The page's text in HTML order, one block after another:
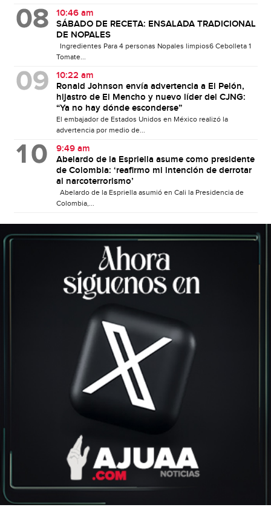
10:46 am
SÁBADO DE RECETA: ENSALADA TRADICIONAL
DE NOPALES
Ingredientes Para 4 personas Nopales limpios6 Cebolleta 1
Tomate...
10:22 am
Ronald Johnson envía advertencia a El Pelón,
hijastro de El Mencho y nuevo líder del CJNG:
“Ya no hay dónde esconderse”
El embajador de Estados Unidos en México realizó la
advertencia por medio de...
9:49 am
Abelardo de la Espriella asume como presidente
de Colombia: ‘reafirmo mi intención de derrotar
al narcoterrorismo’
Abelardo de la Espriella asumió en Cali la Presidencia de
Colombia,...